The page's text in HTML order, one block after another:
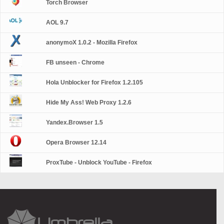
Torch Browser
AOL 9.7
anonymoX 1.0.2 - Mozilla Firefox
FB unseen - Chrome
Hola Unblocker for Firefox 1.2.105
Hide My Ass! Web Proxy 1.2.6
Yandex.Browser 1.5
Opera Browser 12.14
ProxTube - Unblock YouTube - Firefox